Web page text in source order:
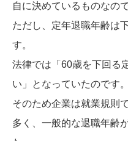
自に決めているものなので
ただし、定年退職年齢は
す。
法律では「60歳を下回る
い」となっていたのです。
そのため企業は就業規則
多く、一般的な退職年齢